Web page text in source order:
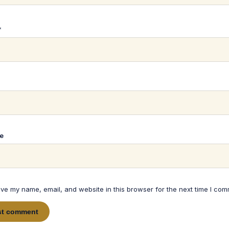
my name, email, and website in this browser for the next time I